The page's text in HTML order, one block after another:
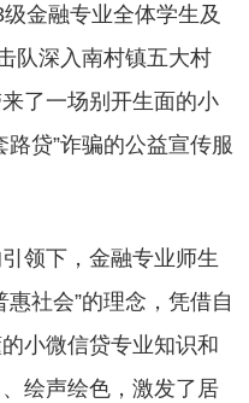
金融专业全体学生及
队深入南村镇五大村
了一场别开生面的小
贷”诈骗的公益宣传服
领下，金融专业师生
社会”的理念，凭借自
小微信贷专业知识和
绘声绘色，激发了居